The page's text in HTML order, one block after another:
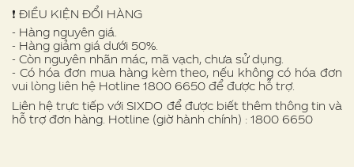
❗ ️ĐIỀU KIỆN ĐỔI HÀNG
- Hàng nguyên giá.
- Hàng giảm giá dưới 50%.
- Còn nguyên nhãn mác, mã vạch, chưa sử dụng.
- Có hóa đơn mua hàng kèm theo, nếu không có hóa đơn
vui lòng liên hệ Hotline 1800 6650 để được hỗ trợ.
Liên hệ trực tiếp với SIXDO để được biết thêm thông tin và
hỗ trợ đơn hàng. Hotline (giờ hành chính) : 1800 6650